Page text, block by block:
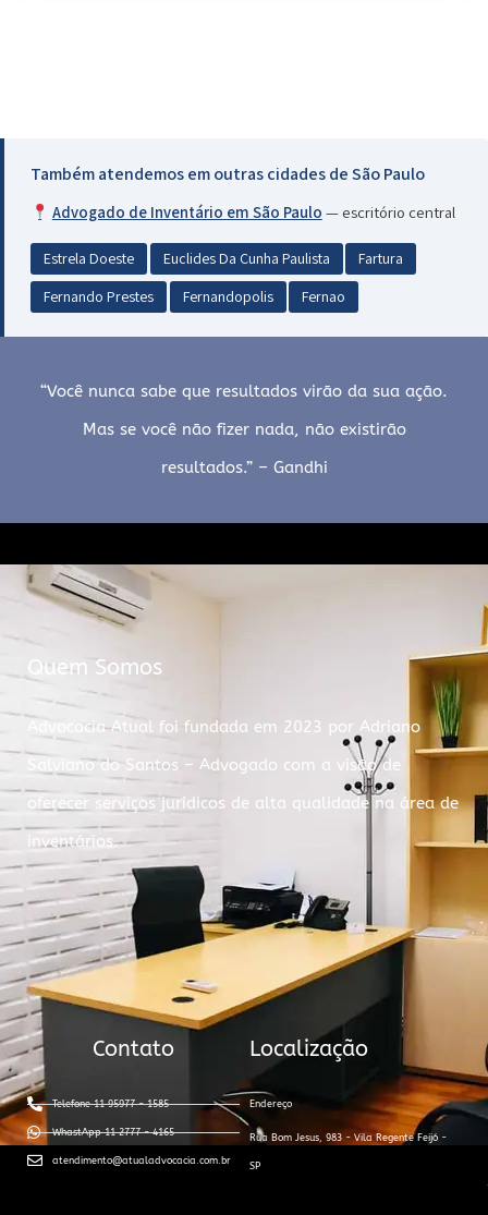
Também atendemos em outras cidades de São Paulo
Advogado de Inventário em São Paulo — escritório central
Estrela Doeste Euclides Da Cunha Paulista
Fartura
Fernando Prestes
Fernandopolis Fernao
“Você nunca sabe que resultados virão da sua ação.
Mas se você não fizer nada, não existirão
resultados.” – Gandhi
Quem Somos
Advocacia Atual foi fundada em 2023 por Adriano
Salviano do Santos – Advogado com a visão de
oferecer serviços jurídicos de alta qualidade na área de
inventários.
Contato
Telefone 11 95977 - 1585
WhastApp 11 2777 - 4165
atendimento@atualadvocacia.com.br
Localização
Endereço
Rua Bom Jesus, 983 - Vila Regente Feijó -
SP